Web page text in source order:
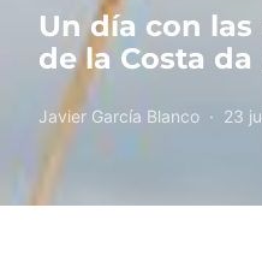
Un día con
de la Costa
Javier García Blanco 23